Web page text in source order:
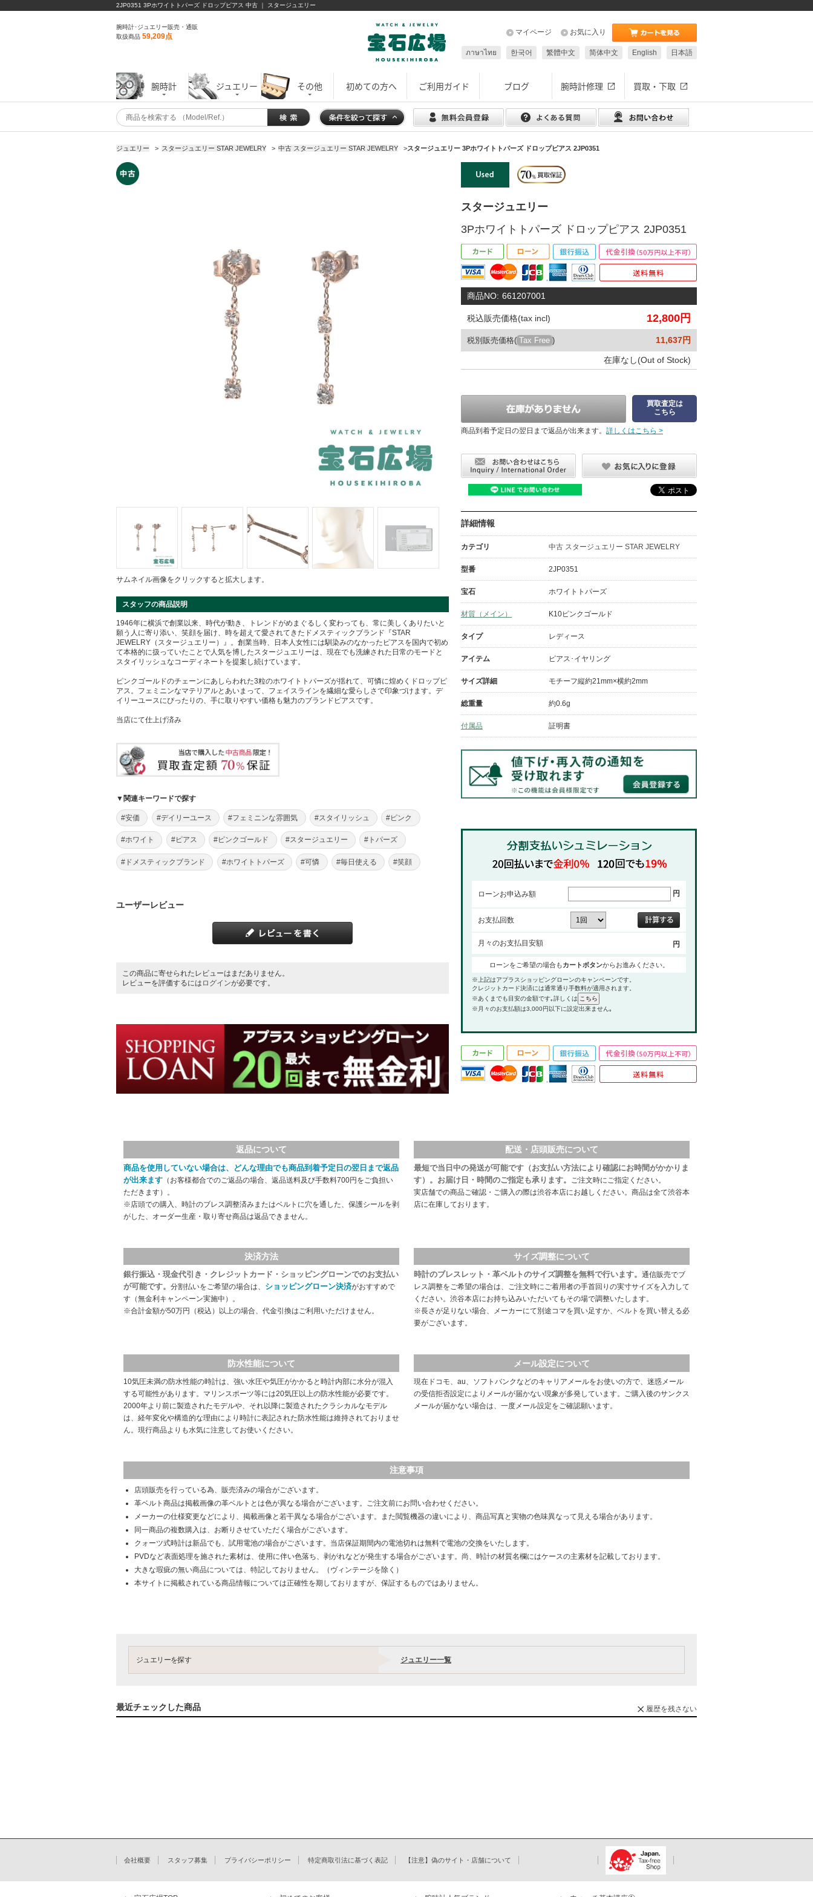
2JP0351 3Pホワイトトパーズ ドロップピアス 中古 ｜ スタージュエリー
腕時計･ジュエリー販売・通販
取扱商品 59,209点 お気に入り
マイページ
日本語
English
简体中文
繁體中文
한국어
ภาษาไทย
腕時計 ジュエリー その他 初めての方へ ご利用ガイド ブログ 腕時計修理 買取・下取
ジュエリー > スタージュエリー STAR JEWELRY > 中古 スタージュエリー STAR JEWELRY >スタージュエリー 3Pホワイトトパーズ ドロップピアス 2JP0351
サムネイル画像をクリックすると拡大します。
スタッフの商品説明
1946年に横浜で創業以来、時代が動き、トレンドがめまぐるしく変わっても、常に美しくありたいと
願う人に寄り添い、笑顔を届け、時を超えて愛されてきたドメスティックブランド『STAR
JEWELRY（スタージュエリー）』。創業当時、日本人女性には馴染みのなかったピアスを国内で初め
て本格的に扱っていたことで人気を博したスタージュエリーは、現在でも洗練された日常のモードと
スタイリッシュなコーディネートを提案し続けています。
ピンクゴールドのチェーンにあしらわれた3粒のホワイトトパーズが揺れて、可憐に煌めくドロップピ
アス。フェミニンなマテリアルとあいまって、フェイスラインを繊細な愛らしさで印象づけます。デ
イリーユースにぴったりの、手に取りやすい価格も魅力のブランドピアスです。
当店にて仕上げ済み
▼関連キーワードで探す
#安価 #デイリーユース #フェミニンな雰囲気 #スタイリッシュ #ピンク
#ホワイト #ピアス #ピンクゴールド #スタージュエリー #トパーズ
#ドメスティックブランド #ホワイトトパーズ #可憐 #毎日使える #笑顔
ユーザーレビュー
この商品に寄せられたレビューはまだありません。
レビューを評価するには ログインが必要です。
スタージュエリー
3Pホワイトトパーズ ドロップピアス 2JP0351
商品NO: 661207001
税込販売価格(tax incl) 12,800円
税別販売価格( Tax Free ) 11,637円
在庫なし(Out of Stock)
買取査定は
こちら
商品到着予定日の翌日まで返品が出来ます。 詳しくはこちら >
詳細情報
カテゴリ 中古 スタージュエリー STAR JEWELRY
型番 2JP0351
宝石 ホワイトトパーズ
材質（メイン） K10ピンクゴールド
タイプ レディース
アイテム ピアス･イヤリング
サイズ詳細 モチーフ縦約21mm×横約2mm
総重量 約0.6g
付属品 証明書
ローンお申込み額 円
お支払回数
月々のお支払目安額 円
ローンをご希望の場合もカートボタンからお進みください。
※上記はアプラスショッピングローンのキャンペーンです。
クレジットカード決済には通常通り手数料が適用されます。
※あくまでも目安の金額です｡詳しくは
※月々のお支払額は3,000円以下に設定出来ません｡
返品について
商品を使用していない場合は、どんな理由でも商品到着予定日の翌日まで返品
が出来ます （お客様都合でのご返品の場合、返品送料及び手数料700円をご負担い
ただきます）。
※店頭での購入、時計のブレス調整済みまたはベルトに穴を通した、保護シールを剥
がした、オーダー生産・取り寄せ商品は返品できません。
配送・店頭販売について
最短で当日中の発送が可能です（お支払い方法により確認にお時間がかかりま
す）。お届け日・時間のご指定も承ります。
ご注文時にご指定ください。
実店舗での商品ご確認・ご購入の際は渋谷本店にお越しください。商品は全て渋谷本
店に在庫しております。
決済方法
銀行振込・現金代引き・クレジットカード・ショッピングローンでのお支払い
が可能です。 分割払いをご希望の場合は、 ショッピングローン決済がおすすめで
す（無金利キャンペーン実施中）。
※合計金額が50万円（税込）以上の場合、代金引換はご利用いただけません。
サイズ調整について
時計のブレスレット・革ベルトのサイズ調整を無料で行います。 通信販売でブ
レス調整をご希望の場合は、ご注文時にご着用者の手首回りの実寸サイズを入力して
ください。渋谷本店にお持ち込みいただいてもその場で調整いたします。
※長さが足りない場合、メーカーにて別途コマを買い足すか、ベルトを買い替える必
要がございます。
防水性能について
10気圧未満の防水性能の時計は、強い水圧や気圧がかかると時計内部に水分が混入
する可能性があります。マリンスポーツ等には20気圧以上の防水性能が必要です。
2000年より前に製造されたモデルや、それ以降に製造されたクラシカルなモデル
は、経年変化や構造的な理由により時計に表記された防水性能は維持されておりませ
ん。現行商品よりも水気に注意してお使いください。
メール設定について
現在ドコモ、au、ソフトバンクなどのキャリアメールをお使いの方で、迷惑メール
の受信拒否設定によりメールが届かない現象が多発しています。ご購入後のサンクス
メールが届かない場合は、一度メール設定をご確認願います。
注意事項
店頭販売を行っている為、販売済みの場合がございます。
革ベルト商品は掲載画像の革ベルトとは色が異なる場合がございます。ご注文前にお問い合わせください。
メーカーの仕様変更などにより、掲載画像と若干異なる場合がございます。また閲覧機器の違いにより、商品写真と実物の色味異なって見える場合があります。
同一商品の複数購入は、お断りさせていただく場合がございます。
クォーツ式時計は新品でも、試用電池の場合がございます。当店保証期間内の電池切れは無料で電池の交換をいたします。
PVDなど表面処理を施された素材は、使用に伴い色落ち、剥がれなどが発生する場合がございます。尚、時計の材質名欄にはケースの主素材を記載しております。
大きな瑕疵の無い商品については、特記しておりません。（ヴィンテージを除く）
本サイトに掲載されている商品情報については正確性を期しておりますが、保証するものではありません。
ジュエリーを探す ジュエリー一覧
最近チェックした商品 履歴を残さない
会社概要 スタッフ募集 プライバシーポリシー 特定商取引法に基づく表記 【注意】偽のサイト・店舗について